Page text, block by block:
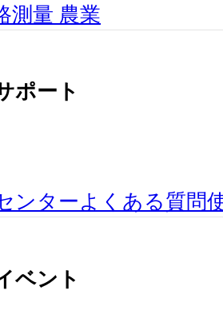
測量 農業
ポート
ンターよくある質問
ベント